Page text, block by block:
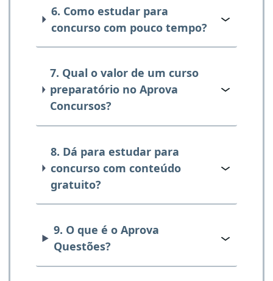
6. Como estudar para
concurso com pouco tempo?
7. Qual o valor de um curso
preparatório no Aprova
Concursos?
8. Dá para estudar para
concurso com conteúdo
gratuito?
9. O que é o Aprova
Questões?